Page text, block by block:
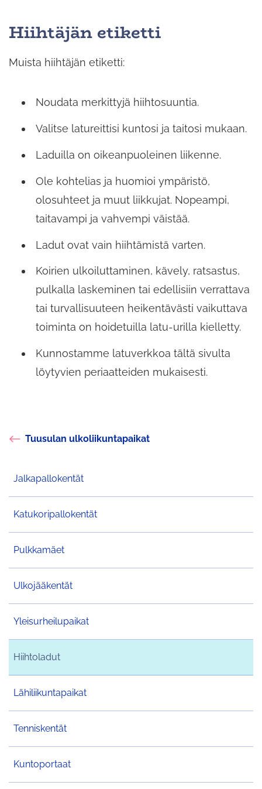
Tuusulan ulkoliikuntapaikat
Jalkapallokentät
Katukoripallokentät
Pulkkamäet
Ulkojääkentät
Yleisurheilupaikat
Hiihtoladut
Lähiliikuntapaikat
Tenniskentät
Kuntoportaat
Hiihtäjän etiketti
Muista hiihtäjän etiketti:
Noudata merkittyjä hiihtosuuntia.
Valitse latureittisi kuntosi ja taitosi mukaan.
Laduilla on oikeanpuoleinen liikenne.
Ole kohtelias ja huomioi ympäristö,
olosuhteet ja muut liikkujat. Nopeampi,
taitavampi ja vahvempi väistää.
Ladut ovat vain hiihtämistä varten.
Koirien ulkoiluttaminen, kävely, ratsastus,
pulkalla laskeminen tai edellisiin verrattava
tai turvallisuuteen heikentävästi vaikuttava
toiminta on hoidetuilla latu-urilla kielletty.
Kunnostamme latuverkkoa tältä sivulta
löytyvien periaatteiden mukaisesti.